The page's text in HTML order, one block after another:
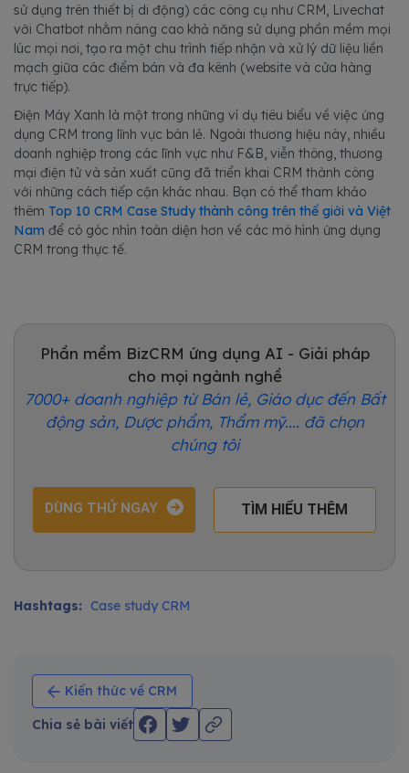
sử dụng trên thiết bị di động) các công cụ như CRM, Livechat
với Chatbot nhằm nâng cao khả năng sử dụng phần mềm mọi
lúc mọi nơi, tạo ra một chu trình tiếp nhận và xử lý dữ liệu liền
mạch giữa các điểm bán và đa kênh (website và cửa hàng
trực tiếp).
Điện Máy Xanh là một trong những ví dụ tiêu biểu về việc ứng
dụng CRM trong lĩnh vực bán lẻ. Ngoài thương hiệu này, nhiều
doanh nghiệp trong các lĩnh vực như F&B, viễn thông, thương
mại điện tử và sản xuất cũng đã triển khai CRM thành công
với những cách tiếp cận khác nhau. Bạn có thể tham khảo
thêm Top 10 CRM Case Study thành công trên thế giới và Việt
Nam để có góc nhìn toàn diện hơn về các mô hình ứng dụng
CRM trong thực tế.
Phần mềm BizCRM ứng dụng AI - Giải pháp
cho mọi ngành nghề
7000+ doanh nghiệp từ Bán lẻ, Giáo dục đến Bất
động sản, Dược phẩm, Thẩm mỹ.... đã chọn
chúng tôi
DÙNG THỬ NGAY TÌM HIỂU THÊM
Hashtags: Case study CRM
Kiến thức về CRM
Chia sẻ bài viết